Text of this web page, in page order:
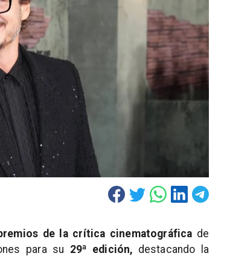
de la crítica cinematográfica de
para su 29ª edición, destacando la